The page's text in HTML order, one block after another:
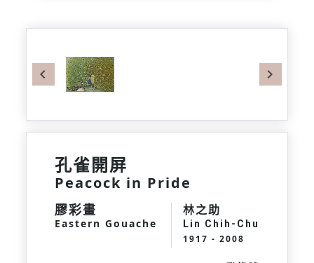
Previous
孔雀開屏
Peacock in Pride
膠彩畫
Eastern Gouache
林之助
Lin Chih-Chu
1917 - 2008